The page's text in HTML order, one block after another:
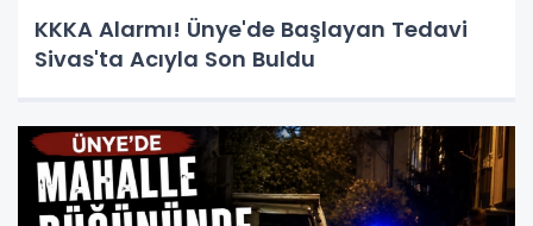
KKKA Alarmı! Ünye'de Başlayan Tedavi
Sivas'ta Acıyla Son Buldu